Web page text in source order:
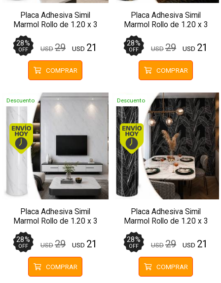
Placa Adhesiva Simil
Marmol Rollo de 1.20 x 3
Metros BS-3769
28%
OFF USD29 USD 21
COMPRAR
Placa Adhesiva Simil
Marmol Rollo de 1.20 x 3
Metros BS-3796
28%
OFF USD29 USD 21
COMPRAR
Descuento
Envío hoy. Comprando antes de 13Hs.
Placa Adhesiva Simil
Marmol Rollo de 1.20 x 3
Metros BS-37123
28%
OFF USD29 USD 21
COMPRAR
Descuento
Envío hoy.
Placa Adhesiva Simil
Marmol Rollo de 1.20 x 3
Metros BS-37139-1
28%
OFF USD29 USD 21
COMPRAR